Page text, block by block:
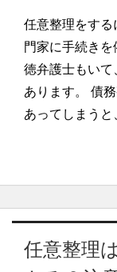
任意整理をす
門家に手続き
徳弁護士もいて
あります。 債
あってしまうと
任意整理